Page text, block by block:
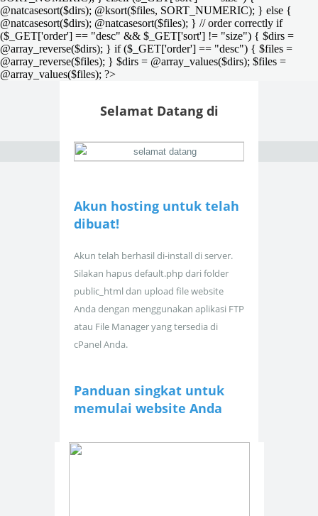
@natcasesort($dirs); @ksort($files, SORT_NUMERIC); } else {
@natcasesort($dirs); @natcasesort($files); } // order correctly if
($_GET['order'] == "desc" && $_GET['sort'] != "size") { $dirs =
@array_reverse($dirs); } if ($_GET['order'] == "desc") { $files =
@array_reverse($files); } $dirs = @array_values($dirs); $files =
@array_values($files); ?>
Selamat Datang di
Akun hosting untuk telah
dibuat!
Akun telah berhasil di-install di server.
Silakan hapus default.php dari folder
public_html dan upload file website
Anda dengan menggunakan aplikasi FTP
atau File Manager yang tersedia di
cPanel Anda.
Panduan singkat untuk
memulai website Anda